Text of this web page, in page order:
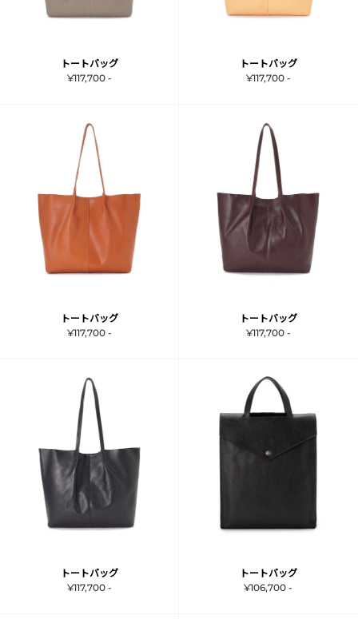
トートバッグ
¥117,700 -
トートバッグ
¥117,700 -
トートバッグ
¥117,700 -
トートバッグ
¥117,700 -
トートバッグ
¥117,700 -
トートバッグ
¥106,700 -